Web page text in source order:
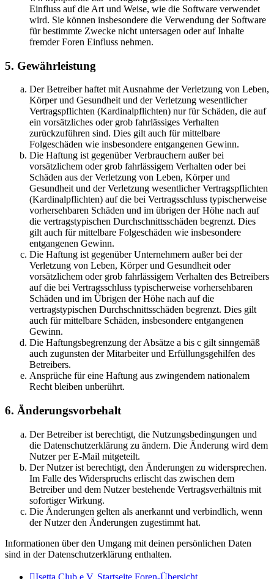
Einfluss auf die Art und Weise, wie die Software verwendet
wird. Sie können insbesondere die Verwendung der Software
für bestimmte Zwecke nicht untersagen oder auf Inhalte
fremder Foren Einfluss nehmen.
5. Gewährleistung
Der Betreiber haftet mit Ausnahme der Verletzung von Leben,
Körper und Gesundheit und der Verletzung wesentlicher
Vertragspflichten (Kardinalpflichten) nur für Schäden, die auf
ein vorsätzliches oder grob fahrlässiges Verhalten
zurückzuführen sind. Dies gilt auch für mittelbare
Folgeschäden wie insbesondere entgangenen Gewinn.
Die Haftung ist gegenüber Verbrauchern außer bei
vorsätzlichem oder grob fahrlässigem Verhalten oder bei
Schäden aus der Verletzung von Leben, Körper und
Gesundheit und der Verletzung wesentlicher Vertragspflichten
(Kardinalpflichten) auf die bei Vertragsschluss typischerweise
vorhersehbaren Schäden und im übrigen der Höhe nach auf
die vertragstypischen Durchschnittsschäden begrenzt. Dies
gilt auch für mittelbare Folgeschäden wie insbesondere
entgangenen Gewinn.
Die Haftung ist gegenüber Unternehmern außer bei der
Verletzung von Leben, Körper und Gesundheit oder
vorsätzlichem oder grob fahrlässigem Verhalten des Betreibers
auf die bei Vertragsschluss typischerweise vorhersehbaren
Schäden und im Übrigen der Höhe nach auf die
vertragstypischen Durchschnittsschäden begrenzt. Dies gilt
auch für mittelbare Schäden, insbesondere entgangenen
Gewinn.
Die Haftungsbegrenzung der Absätze a bis c gilt sinngemäß
auch zugunsten der Mitarbeiter und Erfüllungsgehilfen des
Betreibers.
Ansprüche für eine Haftung aus zwingendem nationalem
Recht bleiben unberührt.
6. Änderungsvorbehalt
Der Betreiber ist berechtigt, die Nutzungsbedingungen und
die Datenschutzerklärung zu ändern. Die Änderung wird dem
Nutzer per E-Mail mitgeteilt.
Der Nutzer ist berechtigt, den Änderungen zu widersprechen.
Im Falle des Widerspruchs erlischt das zwischen dem
Betreiber und dem Nutzer bestehende Vertragsverhältnis mit
sofortiger Wirkung.
Die Änderungen gelten als anerkannt und verbindlich, wenn
der Nutzer den Änderungen zugestimmt hat.
Informationen über den Umgang mit deinen persönlichen Daten
sind in der Datenschutzerklärung enthalten.
Isetta Club e.V. Startseite Foren-Übersicht